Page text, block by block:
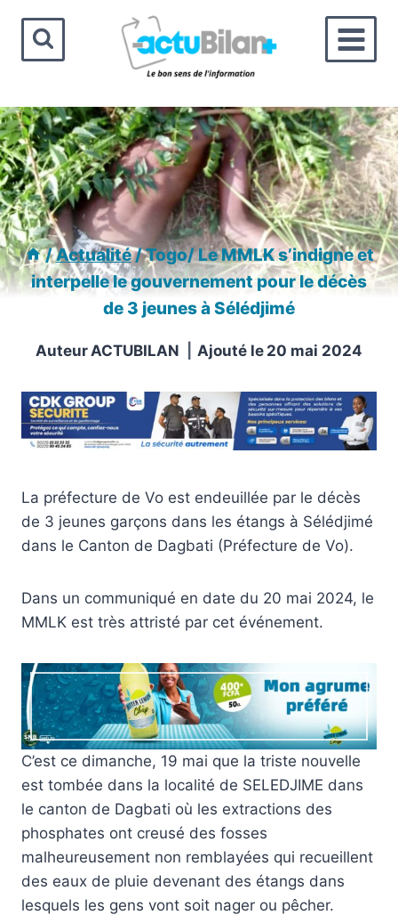
contenu
/Actualité/Togo/ Le MMLK s’indigne et
interpelle le gouvernement pour le décès
de 3 jeunes à Sélédjimé
Auteur ACTUBILAN Ajouté le 20 mai 2024
La préfecture de Vo est endeuillée par le décès
de 3 jeunes garçons dans les étangs à Sélédjimé
dans le Canton de Dagbati (Préfecture de Vo).
Dans un communiqué en date du 20 mai 2024, le
MMLK est très attristé par cet événement.
C’est ce dimanche, 19 mai que la triste nouvelle
est tombée dans la localité de SELEDJIME dans
le canton de Dagbati où les extractions des
phosphates ont creusé des fosses
malheureusement non remblayées qui recueillent
des eaux de pluie devenant des étangs dans
lesquels les gens vont soit nager ou pêcher.